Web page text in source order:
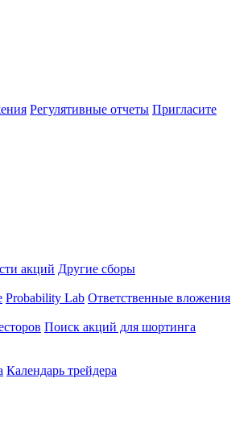
Регулятивные отчеты Пригласите
акций Другие сборы
Probability Lab Ответственные вложения
Поиск акций для шортинга
Календарь трейдера